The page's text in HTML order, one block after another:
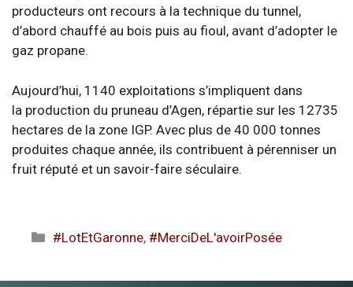
producteurs ont recours à la technique du tunnel,
d’abord chauffé au bois puis au fioul, avant d’adopter le
gaz propane.
Aujourd’hui, 1140 exploitations s’impliquent dans
la production du pruneau d’Agen, répartie sur les 12735
hectares de la zone IGP. Avec plus de 40 000 tonnes
produites chaque année, ils contribuent à pérenniser un
fruit réputé et un savoir-faire séculaire.
Catégories
#LotEtGaronne, #MerciDeL'avoirPosée